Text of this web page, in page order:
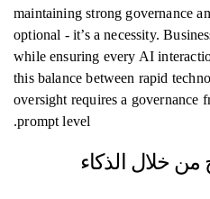
maintaining strong governance
optional - it’s a necessity.
while ensuring every AI
this balance between rapid
oversight requires a governance
prompt level.
من خلال الذكاء